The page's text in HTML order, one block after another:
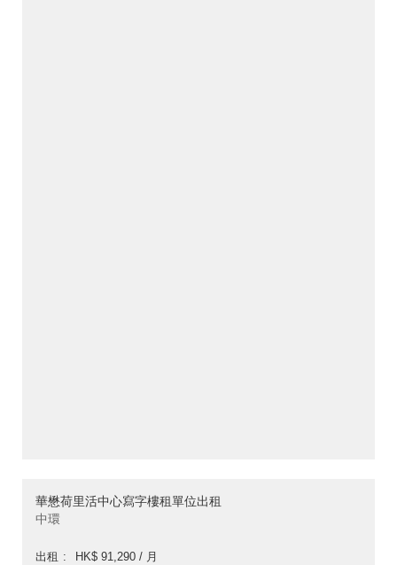
華懋荷里活中心寫字樓租單位出租
中環
出租
HK$ 91,290 / 月